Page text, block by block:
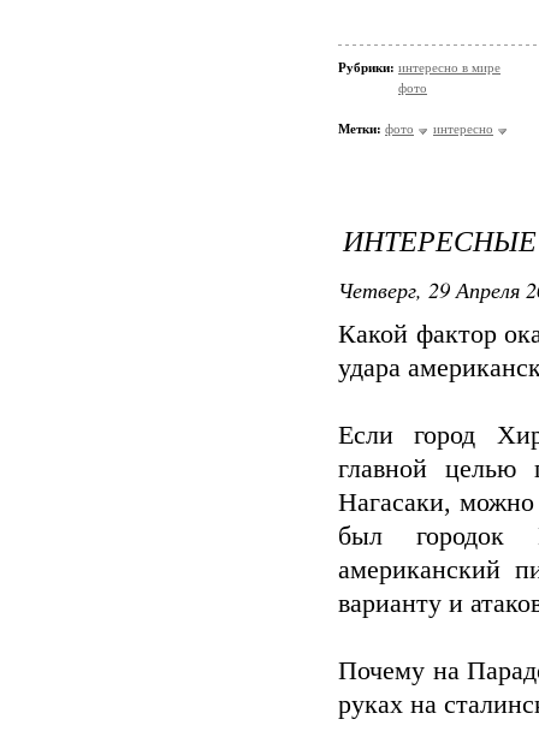
Рубрики: интересно в мире
фото
Метки: фото интересно
Четверг, 29 Апреля
Какой фактор
удара
Если город
главной целью
Нагасаки, можно
был городок
американский
варианту и
Почему на
руках на